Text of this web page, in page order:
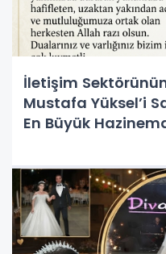
İletişim
Mustafa Yüksel’i
En Büyük